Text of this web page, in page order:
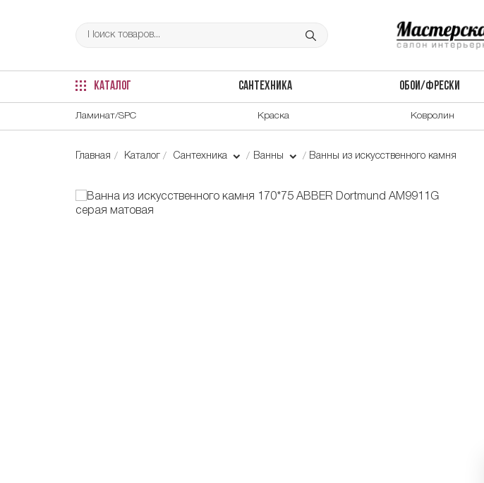
КАТАЛОГ САНТЕХНИКА ОБОИ/ФРЕСКИ
Ламинат/SPC Краска Ковролин
Главная Каталог Сантехника Ванны Ванны из искусственного камня